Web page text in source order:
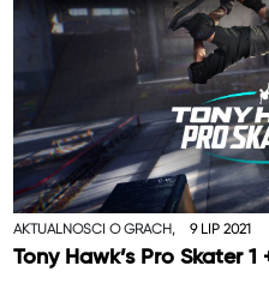
AKTUALNOŚCI O GRACH, 9 LIP 2021
Tony Hawk’s Pro Skater